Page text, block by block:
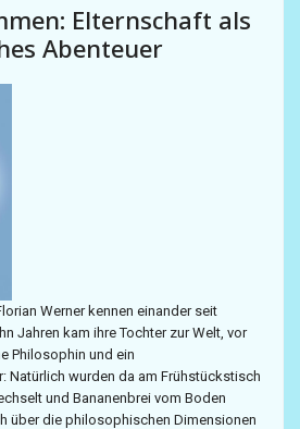
Elternschaft als
Abenteuer
Werner kennen einander seit
Jahren kam ihre Tochter zur Welt, vor
Philosophin und ein
Natürlich wurden da am Frühstückstisch
und Bananenbrei vom Boden
über die philosophischen Dimensionen